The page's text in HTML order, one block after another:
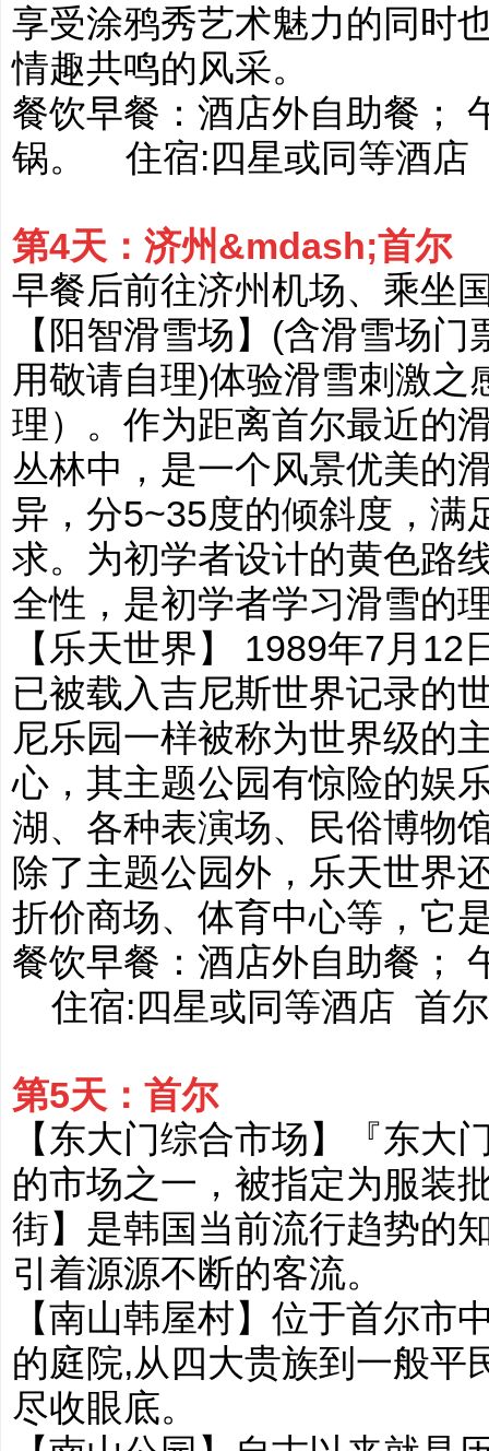
享受涂鸦秀艺术魅力的同时
情趣共鸣的风采。
餐饮早餐：酒店外自助餐；
锅。 住宿:四星或同等酒店
第4天：济州&mdash;首尔
早餐后前往济州机场、乘坐
【阳智滑雪场】(含滑雪场
用敬请自理)体验滑雪刺激
理）。作为距离首尔最近的
丛林中，是一个风景优美的
异，分5~35度的倾斜度，满
求。为初学者设计的黄色路
全性，是初学者学习滑雪的
【乐天世界】 1989年7月
已被载入吉尼斯世界记录的
尼乐园一样被称为世界级的
心，其主题公园有惊险的娱
湖、各种表演场、民俗博物
除了主题公园外，乐天世界
折价商场、体育中心等，它
餐饮早餐：酒店外自助餐；
住宿:四星或同等酒店 首
第5天：首尔
【东大门综合市场】『东大
的市场之一，被指定为服装
街】是韩国当前流行趋势的
引着源源不断的客流。
【南山韩屋村】位于首尔市
的庭院,从四大贵族到一般平
尽收眼底。